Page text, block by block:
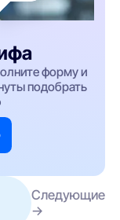
форму и
подобрать
Следующие
→